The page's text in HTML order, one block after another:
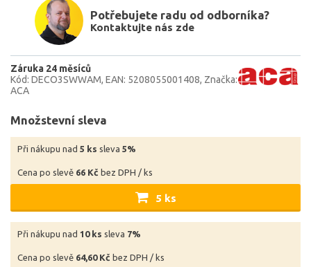
Potřebujete radu od odborníka?
Kontaktujte nás zde
Záruka 24 měsíců
Kód: DECO3SWWAM EAN: 5208055001408 Značka:
ACA
Množstevní sleva
Při nákupu nad 5 ks sleva 5%
Cena po slevě 66 Kč bez DPH / ks
5 ks
Při nákupu nad 10 ks sleva 7%
Cena po slevě 64,60 Kč bez DPH / ks